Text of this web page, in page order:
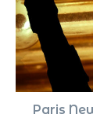
Paris